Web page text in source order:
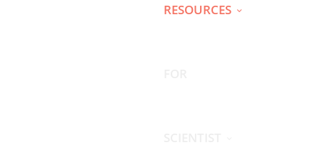
RESOURCES